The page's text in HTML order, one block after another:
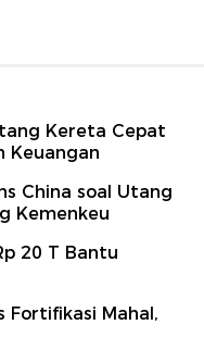
Kereta Cepat
Keuangan
China soal Utang
Kemenkeu
20 T Bantu
Fortifikasi Mahal,